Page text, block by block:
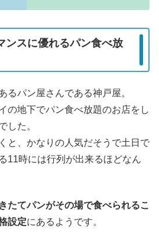
ンスに優れるパン食べ放
るパン屋さんである神戸屋。
の地下でパン食べ放題のお店をし
した。
と、かなりの人気だそうで土日で
11時には行列が出来るほどなん
たてパンがその場で食べられるこ
設定にあるようです。